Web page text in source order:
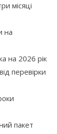
місяці
на
на 2026 рік
перевірки
пакет